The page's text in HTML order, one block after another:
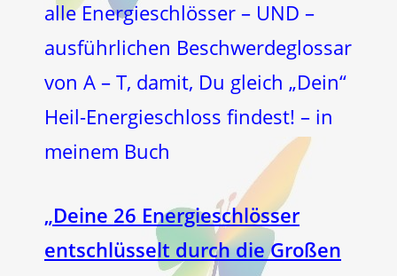
alle Energieschlösser – UND –
ausführlichen Beschwerdeglossar
von A – T, damit, Du gleich „Dein“
Heil-Energieschloss findest! – in
meinem Buch
„Deine 26 Energieschlösser
entschlüsselt durch die Großen